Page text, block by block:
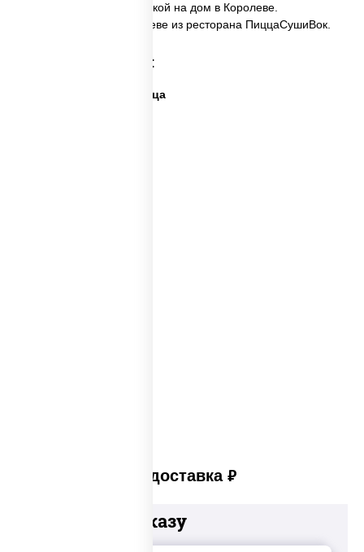
✅ Пицца Лосось с доставкой на дом в Королеве.
✅ Пицца Лосось в Королеве из ресторана ПиццаСушиВок.
Категории товара:
Дешевая и вкусная пицца
Платная доставка руб
Добавьте к заказу